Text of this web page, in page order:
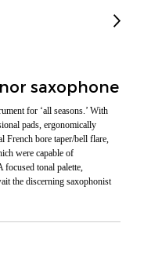
saxophone
for ‘all seasons.’ With
pads, ergonomically
French bore taper/bell flare,
were capable of
focused tonal palette,
the discerning saxophonist